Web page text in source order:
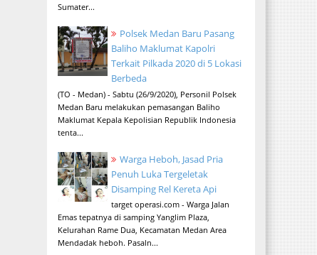
Sumater...
Polsek Medan Baru Pasang
Baliho Maklumat Kapolri
Terkait Pilkada 2020 di 5 Lokasi
Berbeda
(TO - Medan) - Sabtu (26/9/2020), Personil Polsek
Medan Baru melakukan pemasangan Baliho
Maklumat Kepala Kepolisian Republik Indonesia
tenta...
Warga Heboh, Jasad Pria
Penuh Luka Tergeletak
Disamping Rel Kereta Api
target operasi.com - Warga Jalan
Emas tepatnya di samping Yanglim Plaza,
Kelurahan Rame Dua, Kecamatan Medan Area
Mendadak heboh. Pasaln...